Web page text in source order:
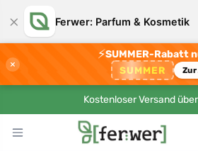
× Ferwer: Parfum & Kosmetik
×
⚡SUMMER-Rabatt
SUMMER Zur
Kostenloser Versand